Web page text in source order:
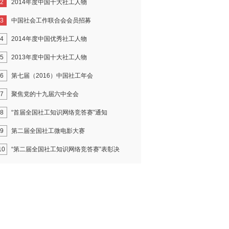
2 2014年度中国十大社工人物
3 中国社会工作联合会会员招募
4 2014年度中国优秀社工人物
5 2013年度中国十大社工人物
6 第七届（2016）中国社工年会
7 聚焦党的十九届六中全会
8 “首届全国社工知识网络竞答赛”通知
9 第二届全国社工微电影大赛
“第二届全国社工知识网络竞答赛”表彰决